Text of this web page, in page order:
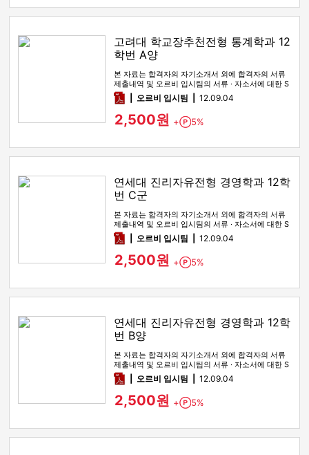
고려대 학교장추천전형 통계학과 12
학번 A양
본 자료는 합격자의 자기소개서 외에 합격자의 서류
제출내역 및 오르비 입시팀의 서류 · 자소서에 대한 S
WOT 분석이 포함돼 …
pdf오르비 입시팀 12.09.04
2,500원 + Point
5%
연세대 진리자유전형 경영학과 12학
번 C군
본 자료는 합격자의 자기소개서 외에 합격자의 서류
제출내역 및 오르비 입시팀의 서류 · 자소서에 대한 S
WOT 분석이 포함돼 …
pdf오르비 입시팀 12.09.04
2,500원 + Point
5%
연세대 진리자유전형 경영학과 12학
번 B양
본 자료는 합격자의 자기소개서 외에 합격자의 서류
제출내역 및 오르비 입시팀의 서류 · 자소서에 대한 S
WOT 분석이 포함돼 …
pdf오르비 입시팀 12.09.04
2,500원 + Point
5%